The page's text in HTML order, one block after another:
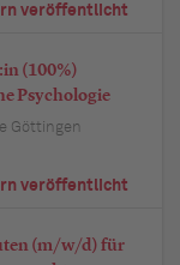
veröffentlicht
(100%)
Psychologie
Göttingen
veröffentlicht
(m/w/d) für